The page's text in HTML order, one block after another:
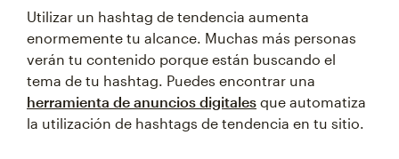
Utilizar un hashtag de tendencia aumenta
enormemente tu alcance. Muchas más personas
verán tu contenido porque están buscando el
tema de tu hashtag. Puedes encontrar una
herramienta de anuncios digitales que automatiza
la utilización de hashtags de tendencia en tu sitio.